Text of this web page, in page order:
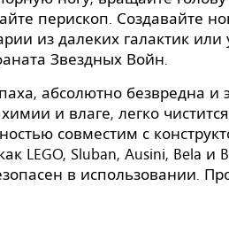
перископ. Создавайте
из далеких галактик или
Звездных Войн.
абсолютно безвредна и
и влаге, легко
совместим с
LEGO, Sluban, Ausini, Bela и
в использовании.